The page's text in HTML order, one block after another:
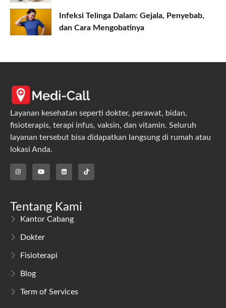
Infeksi Telinga Dalam: Gejala, Penyebab,
dan Cara Mengobatinya
Layanan kesehatan seperti dokter, perawat, bidan,
fisioterapis, terapi infus, vaksin, dan vitamin. Seluruh
layanan tersebut bisa didapatkan langsung di rumah atau
lokasi Anda.
Tentang Kami
Kantor Cabang
Dokter
Fisioterapi
Blog
Term of Services